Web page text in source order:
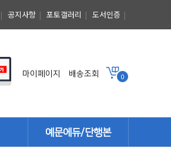
| 공지사항 | 포토갤러리 | 도서인증 |
마이페이지 배송조회 0
예문에듀/단행본